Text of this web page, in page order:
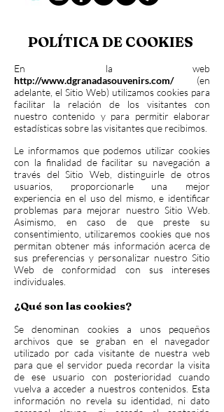
POLÍTICA DE COOKIES
En la web
http://www.dgranadasouvenirs.com/(en
adelante, el Sitio Web) utilizamos cookies para
facilitar la relación de los visitantes con
nuestro contenido y para permitir elaborar
estadísticas sobre las visitantes que recibimos.
Le informamos que podemos utilizar cookies
con la finalidad de facilitar su navegación a
través del Sitio Web, distinguirle de otros
usuarios, proporcionarle una mejor
experiencia en el uso del mismo, e identificar
problemas para mejorar nuestro Sitio Web.
Asimismo, en caso de que preste su
consentimiento, utilizaremos cookies que nos
permitan obtener más información acerca de
sus preferencias y personalizar nuestro Sitio
Web de conformidad con sus intereses
individuales.
¿Qué son las cookies?
Se denominan cookies a unos pequeños
archivos que se graban en el navegador
utilizado por cada visitante de nuestra web
para que el servidor pueda recordar la visita
de ese usuario con posterioridad cuando
vuelva a acceder a nuestros contenidos. Esta
información no revela su identidad, ni dato